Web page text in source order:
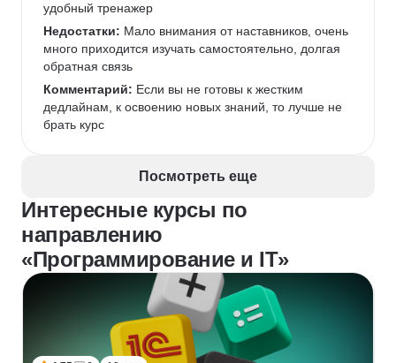
удобный тренажер
Недостатки: Мало внимания от наставников, очень
много приходится изучать самостоятельно, долгая
обратная связь
Комментарий: Если вы не готовы к жестким
дедлайнам, к освоению новых знаний, то лучше не
брать курс
Посмотреть еще
Интересные курсы по
направлению
«Программирование и IT»